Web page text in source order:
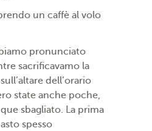
un caffè al volo
pronunciato
sacrificavamo la
dell’orario
state anche poche,
sbagliato. La prima
spesso